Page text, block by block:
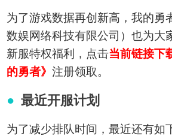
为了游戏数据再创新高，我的勇
数娱网络科技有限公司）也为大
新服特权福利，点击当前链接下
的勇者》注册领取。
最近开服计划
为了减少排队时间，最近还有如